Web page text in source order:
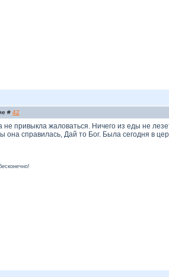
# 42
привыкла жаловаться. Ничего из еды не
справилась, Дай то Бог. Была сегодня в